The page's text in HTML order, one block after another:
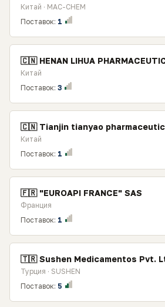
Китай · MAC-CHEM
Поставок: 1
🇨🇳 HENAN LIHUA
Китай
Поставок: 3
🇨🇳 Tianjin tianyao
Китай
Поставок: 1
🇫🇷 "EUROAPI FRANCE" SAS
Франция
Поставок: 1
🇹🇷 Sushen Medicamentos Pvt.
Турция · SUSHEN
Поставок: 5